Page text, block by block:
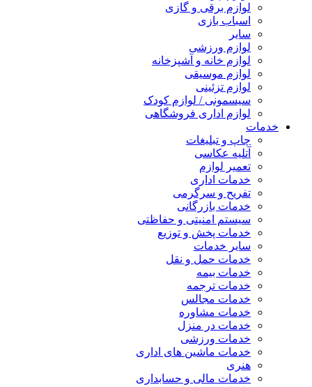
لوازم برقی و گازی
اسباب بازی
سایر
لوازم ورزشی
لوازم خانه و آشپزخانه
لوازم موسیقی
لوازم تزئینی
سیسمونی / لوازم کودک
لوازم اداری فروشگاهی
خدمات
چاپ و تبلیغات
آتلیه عکاسی
تعمیر لوازم
خدمات اداری
تفریح و سرگرمی
خدمات بازرگانی
سیستم امنیتی و حفاظتی
خدمات پخش و توزیع
سایر خدمات
خدمات حمل و نقل
خدمات بیمه
خدمات ترجمه
خدمات مجالس
خدمات مشاوره
خدمات در منزل
خدمات ورزشی
خدمات ماشین های اداری
هنری
خدمات مالی و حسابداری